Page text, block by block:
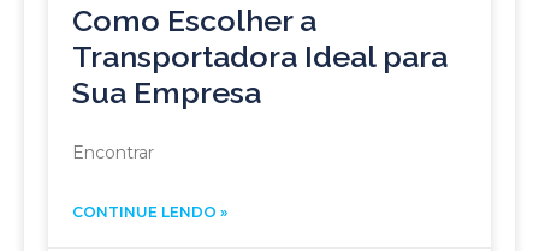
Como Escolher a
Transportadora Ideal para
Sua Empresa
Encontrar
CONTINUE LENDO »